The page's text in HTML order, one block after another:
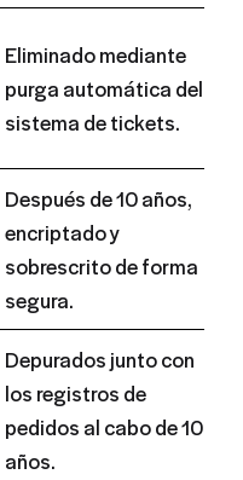
Eliminado mediante
purga automática del
sistema de tickets.
Después de 10 años,
encriptado y
sobrescrito de forma
segura.
Depurados junto con
los registros de
pedidos al cabo de 10
años.